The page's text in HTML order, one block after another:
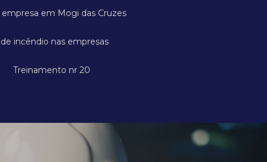
empresa em Mogi das Cruzes
de incêndio nas empresas
Treinamento nr 20